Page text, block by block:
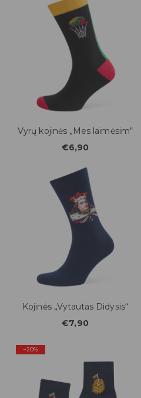
Vyrų kojinės „Mes laimėsim“
€6,90
Kojinės „Vytautas Didysis“
€7,90
−20%